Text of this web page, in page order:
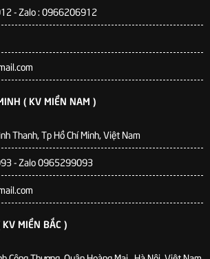
- Zalo : 0966206912
( KV MIỀN NAM )
Thanh, Tp Hồ Chí Minh, Việt Nam
- Zalo 0965299093
MIỀN BẮC )